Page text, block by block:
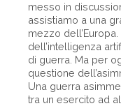
messo in
assistiamo a una
mezzo
dell’intelligenza
di guerra. Ma per
questione
Una guerra
tra un esercito ad